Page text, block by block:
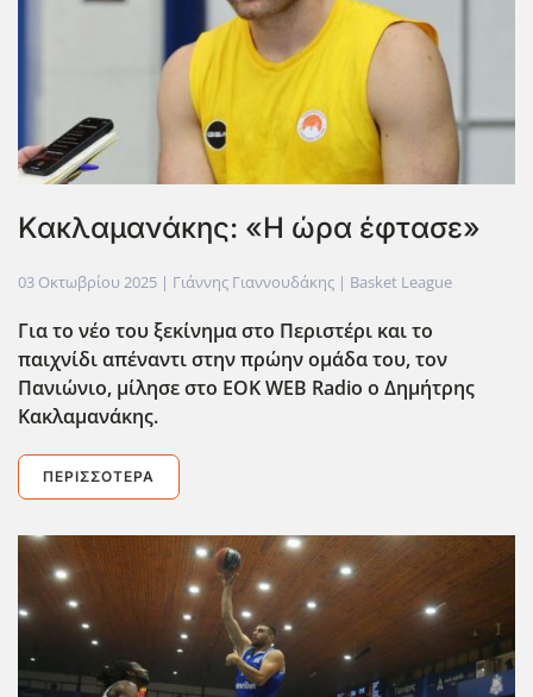
Κακλαμανάκης: «Η ώρα έφτασε»
03 Οκτωβρίου 2025 | Γιάννης Γιαννουδάκης | Basket League
Για το νέο του ξεκίνημα στο Περιστέρι και το
παιχνίδι απέναντι στην πρώην ομάδα του, τον
Πανιώνιο, μίλησε στο EOKWEB Radio ο Δημήτρης
Κακλαμανάκης.
ΠΕΡΙΣΣΌΤΕΡΑ